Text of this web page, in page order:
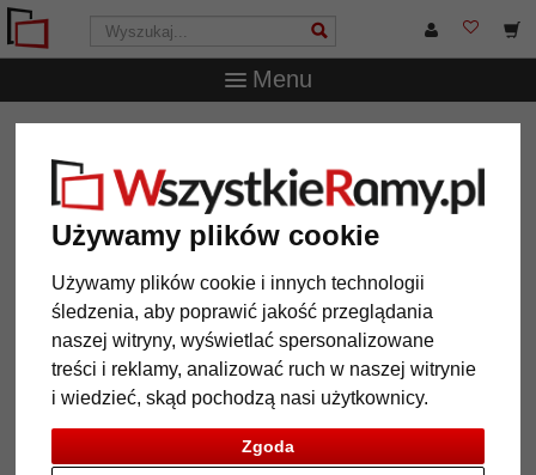
Używamy plików cookie
Używamy plików cookie i innych technologii
śledzenia, aby poprawić jakość przeglądania
naszej witryny, wyświetlać spersonalizowane
treści i reklamy, analizować ruch w naszej witrynie
i wiedzieć, skąd pochodzą nasi użytkownicy.
Zgoda
Menu
12 Artykuły Popularność
Galeria